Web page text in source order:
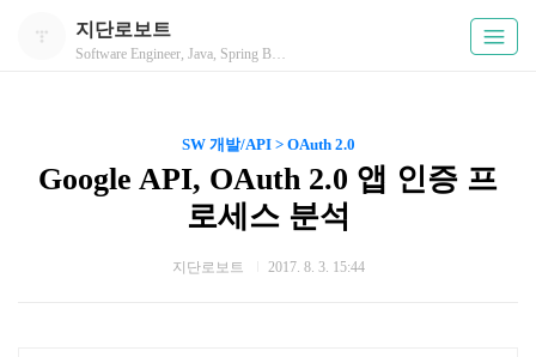
지단로보트
SW 개발/API > OAuth 2.0
Google API, OAuth 2.0 앱 인증 프
로세스 분석
지단로보트 2017. 8. 3. 15:44